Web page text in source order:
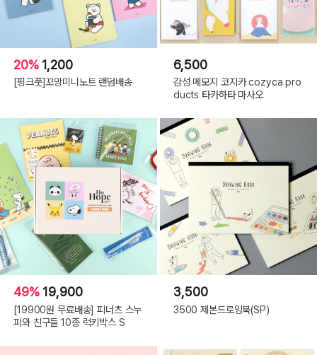
20% 1,200
[핑크풋]꼬망미니노트 랜덤배송
6,500
감성 메모지 코지카 cozyca pro
ducts 타카하타 마사오
49% 19,900
[19900원 무료배송] 피너츠 스누
피와 친구들 10종 럭키박스 S
3,500
3500 제본드로잉북(SP)